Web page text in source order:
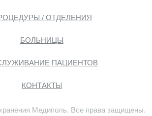
/ ОТДЕЛЕНИЯ
БОЛЬНИЦЫ
ПАЦИЕНТОВ
КОНТАКТЫ
Медиполь. Все права защищены.